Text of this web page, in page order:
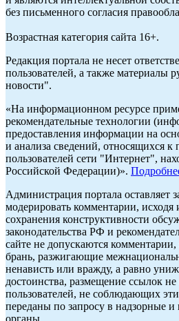
без письменного согласия
Возрастная категория сайта 16+.
Редакция портала не несет
пользователей, а также материалы
новости".
«На информационном ресурсе
рекомендательные технологии
предоставления информации на
и анализа сведений, относящихся к
пользователей сети "Интернет",
Российской Федерации)».
Администрация портала оставляет
модерировать комментарии, исходя
сохранения конструктивности
законодательства РФ и
сайте не допускаются
брань, разжигающие
ненависть или вражду, а равно
достоинства, размещение ссылок не
пользователей, не соблюдающих
переданы по запросу в надзорные и